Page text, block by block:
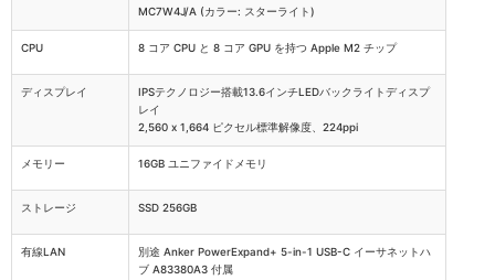
MC7W4J/A (カラー: スターライト)
CPU 8 コア CPU と 8 コア GPU を持つ Apple M2 チップ
ディスプレイ
IPSテクノロジー搭載13.6インチLEDバックライトディスプ
レイ
2,560 x 1,664 ピクセル標準解像度、224ppi
メモリー 16GB ユニファイドメモリ
ストレージ SSD 256GB
有線LAN
別途 Anker PowerExpand+ 5-in-1 USB-C イーサネットハ
ブ A83380A3 付属